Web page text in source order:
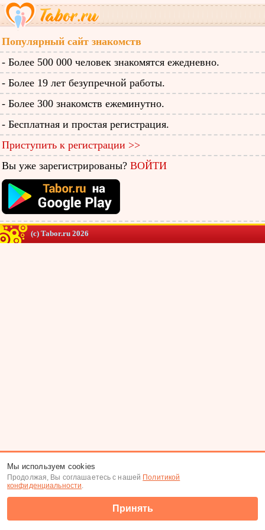
Популярный сайт знакомств
- Более 500 000 человек знакомятся ежедневно.
- Более 19 лет безупречной работы.
- Более 300 знакомств ежеминутно.
- Бесплатная и простая регистрация.
Приступить к регистрации >>
Вы уже зарегистрированы? ВОЙТИ
(c) Tabor.ru 2026
Мы используем cookies
Продолжая, Вы соглашаетесь с нашей Политикой
конфиденциальности.
Принять